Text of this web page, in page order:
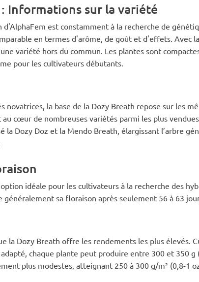
de
ne se sont
ne se sont
ai nourries
J'ai
de 400 W.
en 9
était
le
vif et
vraie
dans
Informations sur la variété
d'AlphaFem est constamment à la recherche de
en termes d'arôme, de goût et d'effets. Avec
variété hors du commun. Les plantes sont
pour les cultivateurs débutants.
novatrices, la base de la Dozy Breath repose sur les
au cœur de nombreuses variétés parmi les plus
la Dozy Doz et la Mendo Breath, élargissant l’arbre
idéale pour les cultivateurs à la recherche des
sa floraison après seulement 56 à 63
la Dozy Breath offre les rendements les plus élevés.
chaque plante peut produire entre 300 et 350 g
plus modestes, atteignant 250 à 300 g/m² (0,8-1